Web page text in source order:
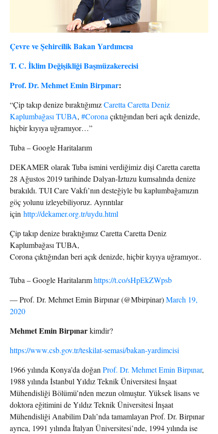
Çevre ve Şehircilik Bakan Yardımcısı
T. C. İklim Değişikliği Başmüzakerecisi
Prof. Dr. Mehmet Emin Birpınar:
“Çip takıp denize bıraktığımızCaretta Caretta Deniz
Kaplumbağası TUBA, #Coronaçıktığından beri açık denizde,
hiçbir kıyıya uğramıyor…”
Tuba – Google Haritalarım
DEKAMER olarak Tuba ismini verdiğimiz dişi Caretta caretta
28 Ağustos 2019 tarihinde Dalyan-İztuzu kumsalında denize
bırakıldı. TUI Care Vakfı’nın desteğiyle bu kaplumbağamızın
göç yolunu izleyebiliyoruz. Ayrıntılar
için http://dekamer.org.tr/uydu.html
Çip takıp denize bıraktığımız Caretta Caretta Deniz
Kaplumbağası TUBA,
Corona çıktığından beri açık denizde, hiçbir kıyıya uğramıyor..
Tuba – Google Haritalarımhttps://t.co/sHpEkZWpsb
— Prof. Dr. Mehmet Emin Birpınar (@Mbirpinar)March 19,
2020
Mehmet Emin Birpınarkimdir?
https://www.csb.gov.tr/teskilat-semasi/bakan-yardimcisi
1966 yılında Konya’da doğanProf. Dr. Mehmet Emin Birpınar,
1988 yılında İstanbul Yıldız Teknik Üniversitesi İnşaat
Mühendisliği Bölümü’nden mezun olmuştur. Yüksek lisans ve
doktora eğitimini de Yıldız Teknik Üniversitesi İnşaat
Mühendisliği Anabilim Dalı’nda tamamlayan Prof. Dr. Birpınar
ayrıca, 1991 yılında İtalyan Üniversitesi’nde, 1994 yılında ise